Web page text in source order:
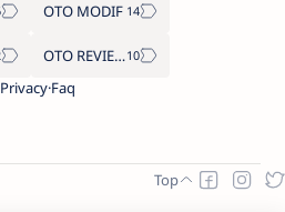
OTO MODIF
OTO REVIEW
Privacy Faq